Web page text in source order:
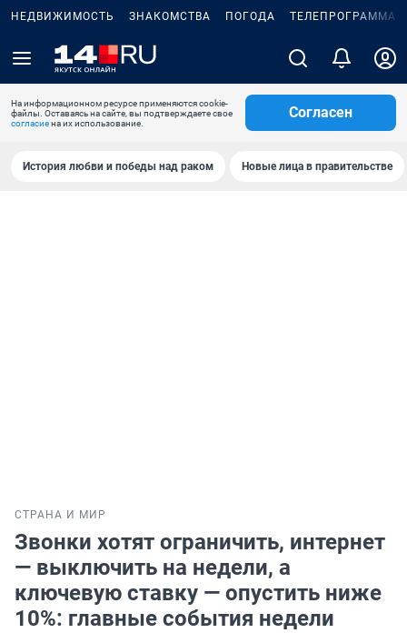
НЕДВИЖИМОСТЬ ЗНАКОМСТВА ПОГОДА ТЕЛЕПРОГРАММА
На информационном ресурсе применяются cookie-
файлы. Оставаясь на сайте, вы подтверждаете свое
согласиена их использование.
Согласен
История любви и победы над раком Новые лица в правительстве
СТРАНА И МИР
Звонки хотят ограничить, интернет
— выключить на недели, а
ключевую ставку — опустить ниже
10%: главные события недели